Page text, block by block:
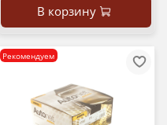
В корзину
Рекомендуем